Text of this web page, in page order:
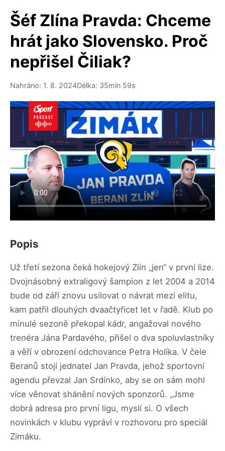
Šéf Zlína Pravda: Chceme
hrát jako Slovensko. Proč
nepřišel Čiliak?
Nahráno: 1. 8. 2024Délka: 35min 59s
Popis
Už třetí sezona čeká hokejový Zlín „jen“ v první lize.
Dvojnásobný extraligový šampion z let 2004 a 2014
bude od září znovu usilovat o návrat mezi elitu,
kam patřil dlouhých dvaačtyřicet let v řadě. Klub po
minulé sezoně překopal kádr, angažoval nového
trenéra Jána Pardavého, přišel o dva spoluvlastníky
a věří v obrození odchovance Petra Holíka. V čele
Beranů stojí jednatel Jan Pravda, jehož sportovní
agendu převzal Jan Srdínko, aby se on sám mohl
více věnovat shánění nových sponzorů. „Jsme
dobrá adresa pro první ligu, myslí si. O všech
novinkách v klubu vypráví v rozhovoru pro speciál
Zimáku.